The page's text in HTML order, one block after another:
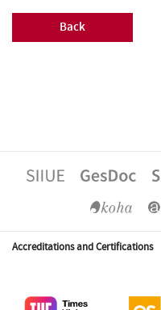
Back
Accreditations and Certifications